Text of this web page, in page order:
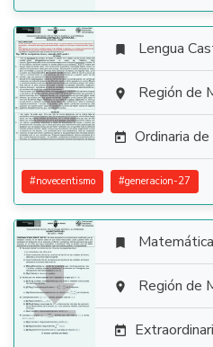

 Lengua
 Región de
 Ordinaria
#novecentismo #generacion-27


 Región de
